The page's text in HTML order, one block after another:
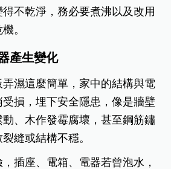
不乾淨，務必要煮沸以及改用
。
產生變化
濕這麼簡單，家中的結構與電
損，埋下安全隱患，像是牆壁
、木作發霉腐壞，甚至鋼筋鏽
縫或結構不穩。
插座、電箱、電器若曾泡水，